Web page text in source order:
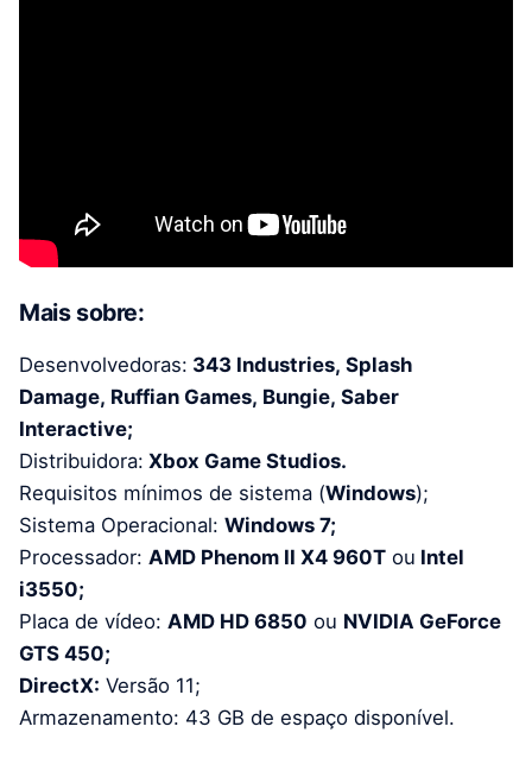
Mais sobre:
Desenvolvedoras: 343 Industries, Splash
Damage, Ruffian Games, Bungie, Saber
Interactive;
Distribuidora: Xbox Game Studios.
Requisitos mínimos de sistema (Windows);
Sistema Operacional: Windows 7;
Processador: AMD Phenom II X4 960T ou Intel
i3550;
Placa de vídeo: AMD HD 6850 ou NVIDIA GeForce
GTS 450;
DirectX: Versão 11;
Armazenamento: 43 GB de espaço disponível.